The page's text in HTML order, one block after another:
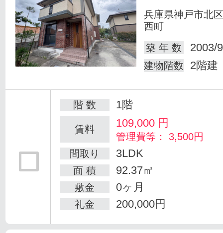
兵庫県神戸市北
西町
築 年 数
2003/
建物階数 2階建
階 数 1階
賃料 109,000 円
管理費等： 3,500円
間取り
3LDK
面 積 92.37㎡
敷金 0ヶ月
礼金 200,000円